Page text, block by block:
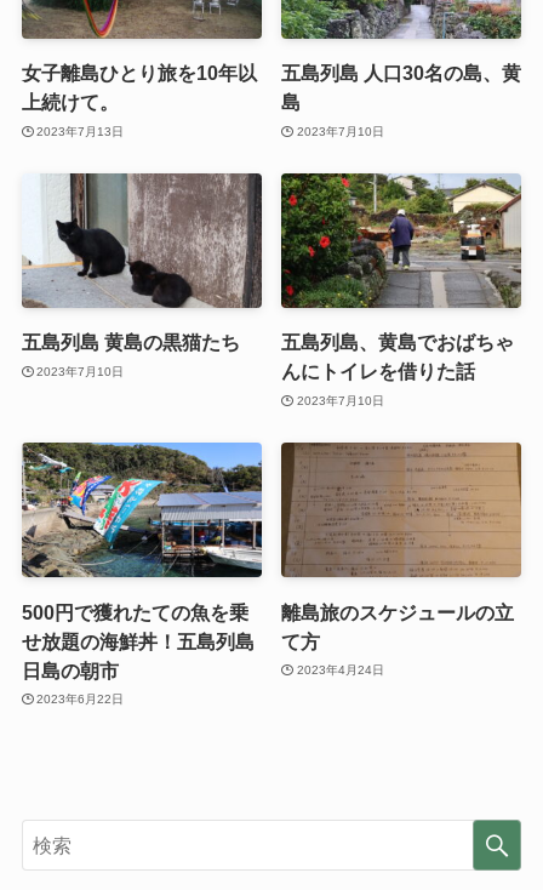
女子離島ひとり旅を10年以
上続けて。
2023年7月13日
五島列島 人口30名の島、黄
島
2023年7月10日
五島列島 黄島の黒猫たち
2023年7月10日
五島列島、黄島でおばちゃ
んにトイレを借りた話
2023年7月10日
500円で獲れたての魚を乗
せ放題の海鮮丼！五島列島
日島の朝市
2023年6月22日
離島旅のスケジュールの立
て方
2023年4月24日